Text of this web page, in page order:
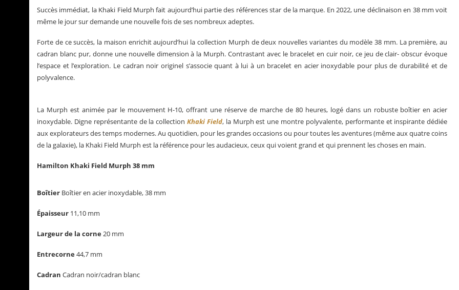
Succès immédiat, la Khaki Field Murph fait aujourd’hui partie des références star de la marque. En 2022, une déclinaison en 38 mm voit
même le jour sur demande une nouvelle fois de ses nombreux adeptes.
Forte de ce succès, la maison enrichit aujourd’hui la collection Murph de deux nouvelles variantes du modèle 38 mm. La première, au
cadran blanc pur, donne une nouvelle dimension à la Murph. Contrastant avec le bracelet en cuir noir, ce jeu de clair- obscur évoque
l’espace et l’exploration. Le cadran noir originel s’associe quant à lui à un bracelet en acier inoxydable pour plus de durabilité et de
polyvalence.
La Murph est animée par le mouvement H-10, offrant une réserve de marche de 80 heures, logé dans un robuste boîtier en acier
inoxydable. Digne représentante de la collectionKhaki Field, la Murph est une montre polyvalente, performante et inspirante dédiée
aux explorateurs des temps modernes. Au quotidien, pour les grandes occasions ou pour toutes les aventures (même aux quatre coins
de la galaxie), la Khaki Field Murph est la référence pour les audacieux, ceux qui voient grand et qui prennent les choses en main.
Hamilton Khaki Field Murph 38 mm
Boîtier Boîtier en acier inoxydable, 38 mm
Épaisseur 11,10 mm
Largeur de la corne20 mm
Entrecorne44,7 mm
Cadran Cadran noir/cadran blanc
de Grégory Pons